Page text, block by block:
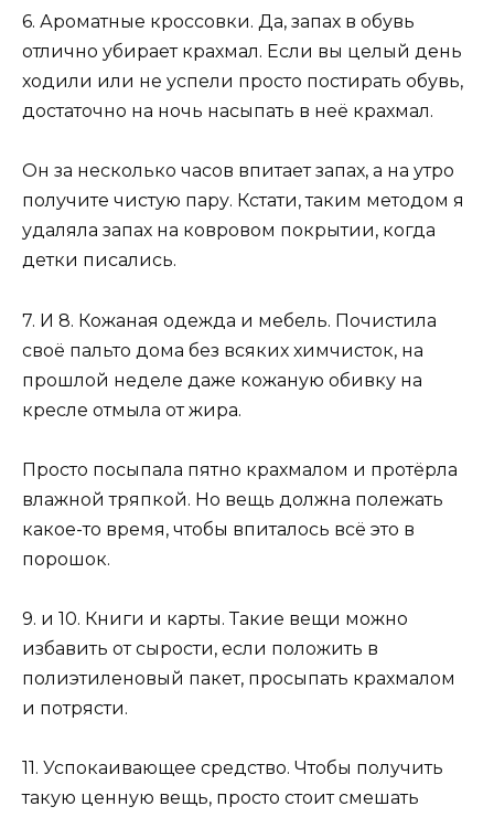
6. Ароматные кроссовки. Да, запах в обувь
отлично убирает крахмал. Если вы целый день
ходили или не успели просто постирать обувь,
достаточно на ночь насыпать в неё крахмал.
Он за несколько часов впитает запах, а на утро
получите чистую пару. Кстати, таким методом я
удаляла запах на ковровом покрытии, когда
детки писались.
7. И 8. Кожаная одежда и мебель. Почистила
своё пальто дома без всяких химчисток, на
прошлой неделе даже кожаную обивку на
кресле отмыла от жира.
Просто посыпала пятно крахмалом и протёрла
влажной тряпкой. Но вещь должна полежать
какое-то время, чтобы впиталось всё это в
порошок.
9. и 10. Книги и карты. Такие вещи можно
избавить от сырости, если положить в
полиэтиленовый пакет, просыпать крахмалом
и потрясти.
11. Успокаивающее средство. Чтобы получить
такую ценную вещь, просто стоит смешать